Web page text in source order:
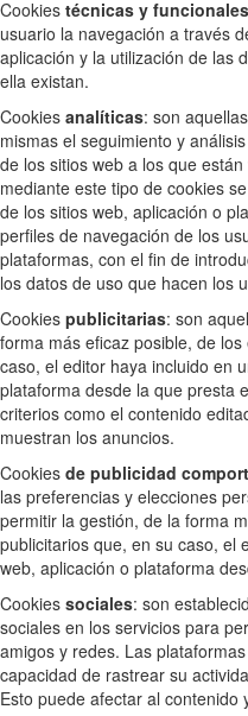
Cookies técnicas y funcionales
usuario la navegación a través
aplicación y la utilización de las
ella existan.
Cookies analíticas: son
mismas el seguimiento y
de los sitios web a los que
mediante este tipo de cookies
de los sitios web, aplicación o
perfiles de navegación de los
plataformas, con el fin de
los datos de uso que hacen los
Cookies publicitarias: son
forma más eficaz posible, de
caso, el editor haya incluido en
plataforma desde la que presta
criterios como el contenido
muestran los anuncios.
Cookies de publicidad
las preferencias y elecciones
permitir la gestión, de la forma
publicitarios que, en su caso, el
web, aplicación o plataforma
Cookies sociales: son
sociales en los servicios para
amigos y redes. Las
capacidad de rastrear su
Esto puede afectar al